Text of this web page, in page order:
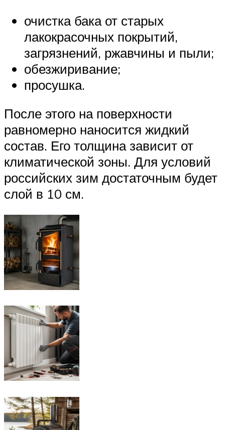
очистка бака от старых
лакокрасочных покрытий,
загрязнений, ржавчины и пыли;
обезжиривание;
просушка.
После этого на поверхности
равномерно наносится жидкий
состав. Его толщина зависит от
климатической зоны. Для условий
российских зим достаточным будет
слой в 10 см.